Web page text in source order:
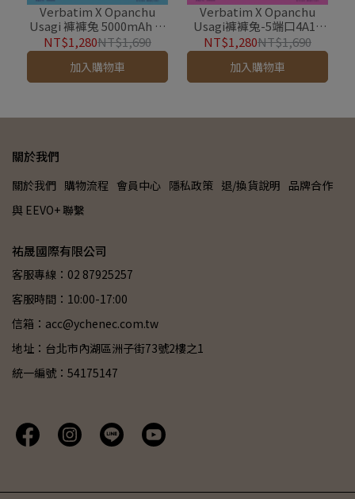
Verbatim X Opanchu
Usagi 褲褲兔 5000mAh 磁
吸無線充行動電源 [多種角
色]
NT$1,280NT$1,690
加入購物車
Verbatim X Opanchu
Usagi褲褲兔-5端口4A1C
28W 旅行萬國轉接頭/轉
插/電源供應器
NT$1,280NT$1,690
加入購物車
關於我們
關於我們 購物流程 會員中心 隱私政策 退/換貨說明 品牌合作
與 EEVO+ 聯繫
祐晟國際有限公司
客服專線：02 87925257
客服時間：10:00-17:00
信箱：acc@ychenec.com.tw
地址：台北市內湖區洲子街73號2樓之1
統一編號：54175147